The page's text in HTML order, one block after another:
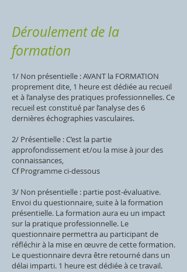
​Déroulement de la
formation
1/ Non présentielle : AVANT la FORMATION
proprement dite, 1 heure est dédiée au recueil
et à l’analyse des pratiques professionnelles. Ce
recueil est constitué par l’analyse des 6
dernières échographies vasculaires.
2/ Présentielle : C’est la partie
approfondissement et/ou la mise à jour des
connaissances,
Cf Programme ci-dessous
3/ Non présentielle : partie post-évaluative.
Envoi du questionnaire, suite à la formation
présentielle. La formation aura eu un impact
sur la pratique professionnelle. Le
questionnaire permettra au participant de
réfléchir à la mise en œuvre de cette formation.
Le questionnaire devra être retourné dans un
délai imparti. 1 heure est dédiée à ce travail.